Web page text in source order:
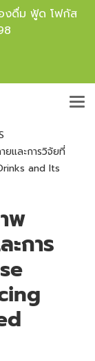
องดื่ม ฟู้ด โฟกัส
ยและการวิจัยที่
and Its
พ
ะการ